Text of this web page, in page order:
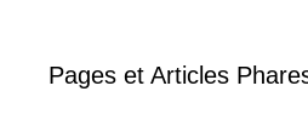
Pages et Articles